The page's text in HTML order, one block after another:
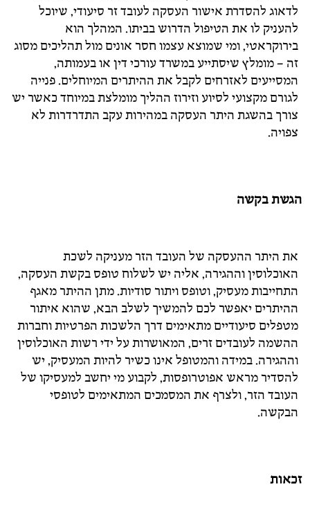
לדאוג להסדרת אישור העסקה לעובד זר סיעודי, שיוכל
להעניק לו את הטיפול הדרוש בביתו. המהלך הוא
בירוקראטי, ומי שמוצא עצמו חסר אונים מול תהליכים מסוג
זה – מומלץ שיסתייע במשרד עורכי דין או בעמותה,
המסייעים לאזרחים לקבל את ההיתרים המיוחלים. פנייה
לגורם מקצועי לסיוע וזירוז ההליך מומלצת במיוחד כאשר יש
צורך בהשגת היתר העסקה במהירות עקב התדרדרות לא
צפויה.
הגשת בקשה
את היתר ההעסקה של העובד הזר מעניקה לשכת
האוכלוסין וההגירה, אליה יש לשלוח טופס בקשת העסקה,
התחייבות מעסיק, וטופס ויתור סודיות. מתן ההיתר מאגף
ההיתרים יאפשר לכם להמשיך לשלב הבא, שהוא איתור
מטפלים סיעודיים מתאימים דרך הלשכות הפרטיות וחברות
ההשמה לעובדים זרים, המאושרות על ידי רשות האוכלוסין
וההגירה. במידה והמטופל אינו כשיר להיות המעסיק, יש
להסדיר מראש אפוטרופסות, לקבוע מי יחשב למעסיקו של
העובד הזר, ולצרף את המסמכים המתאימים לטופסי
הבקשה.
זכאות